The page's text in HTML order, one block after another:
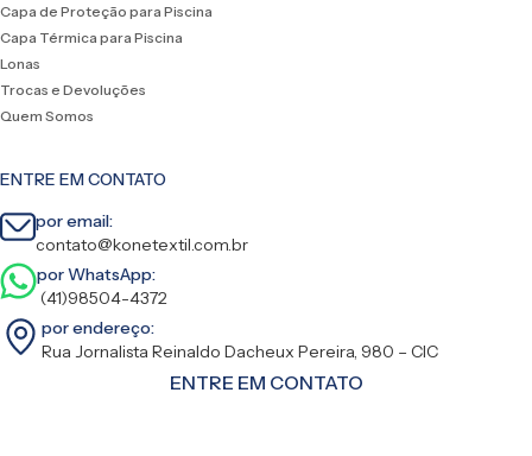
Capa de Proteção para Piscina
Capa Térmica para Piscina
Lonas
Trocas e Devoluções
Quem Somos
ENTRE EM CONTATO
por email:
contato@konetextil.com.br
por WhatsApp:
(41)98504-4372
por endereço:
Rua Jornalista Reinaldo Dacheux Pereira, 980 – CIC
ENTRE EM CONTATO